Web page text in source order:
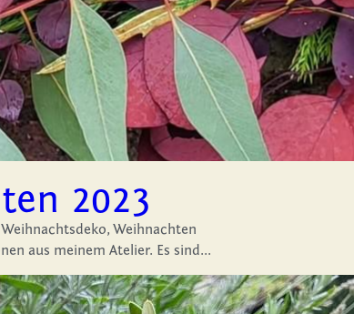
2023
Weihnachtsdeko,Weihnachten